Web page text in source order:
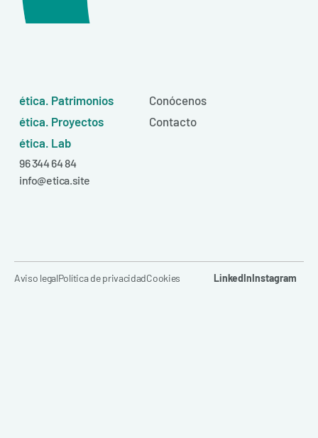
ética. Patrimonios
ética. Proyectos
ética. Lab
Conócenos
Contacto
96 344 64 84
info@etica.site
Aviso legalPolítica de privacidadCookies LinkedInInstagram